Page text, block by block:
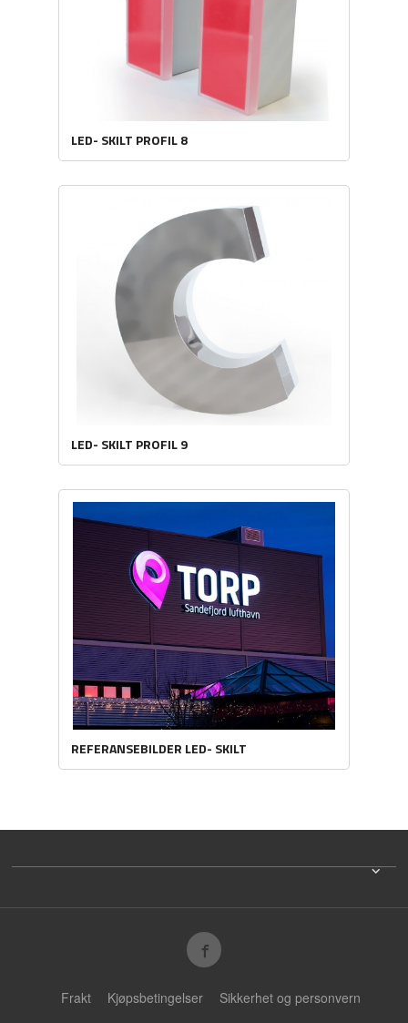
LED- SKILT PROFIL 8
LED- SKILT PROFIL 9
REFERANSEBILDER LED- SKILT
Frakt Kjøpsbetingelser
Sikkerhet og personvern